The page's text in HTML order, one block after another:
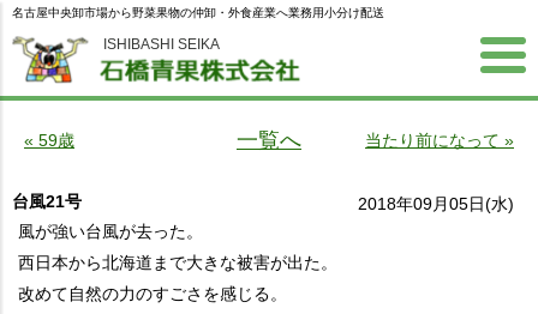
ISHIBASHI SEIKA
名古屋中央卸市場から野菜果物の仲卸・外食産業へ業務用小分け配送
« 59歳 一覧へ 当たり前になって »
台風21号
2018年09月05日(水)
風が強い台風が去った。
西日本から北海道まで大きな被害が出た。
改めて自然の力のすごさを感じる。